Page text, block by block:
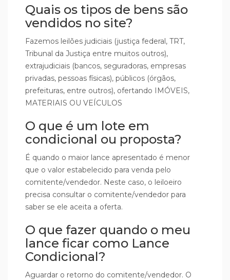
Quais os tipos de bens são
vendidos no site?
Fazemos leilões judiciais (justiça federal, TRT,
Tribunal da Justiça entre muitos outros),
extrajudiciais (bancos, seguradoras, empresas
privadas, pessoas físicas), públicos (órgãos,
prefeituras, entre outros), ofertando IMÓVEIS,
MATERIAIS OU VEÍCULOS
O que é um lote em
condicional ou proposta?
É quando o maior lance apresentado é menor
que o valor estabelecido para venda pelo
comitente/vendedor. Neste caso, o leiloeiro
precisa consultar o comitente/vendedor para
saber se ele aceita a oferta.
O que fazer quando o meu
lance ficar como Lance
Condicional?
Aguardar o retorno do comitente/vendedor. O